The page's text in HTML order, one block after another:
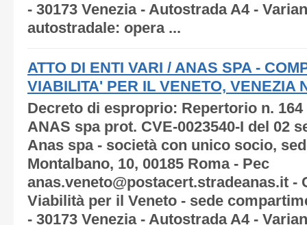
- 30173 Venezia - Autostrada A4 -
autostradale: opera ...
ATTO DI ENTI VARI / ANAS SPA -
VIABILITA' PER IL VENETO, VENEZIA
Decreto di esproprio: Repertorio n. 164
ANAS spa prot. CVE-0023540-I del 02
Anas spa - società con unico socio,
Montalbano, 10, 00185 Roma - Pec
anas.veneto@postacert.stradeanas.it -
Viabilità per il Veneto - sede
- 30173 Venezia - Autostrada A4 -